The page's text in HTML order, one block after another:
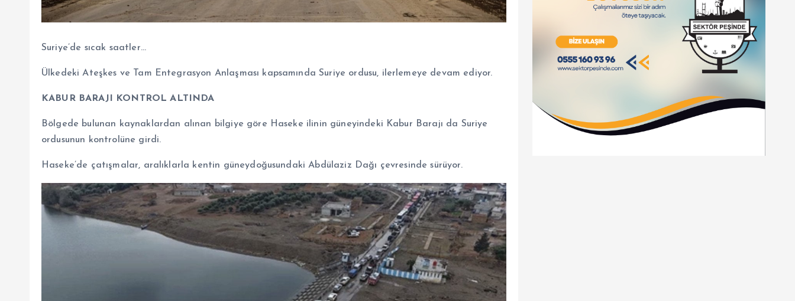
Suriye’de sıcak saatler…
Ülkedeki Ateşkes ve Tam Entegrasyon Anlaşması kapsamında Suriye ordusu, ilerlemeye devam ediyor.
KABUR BARAJI KONTROL ALTINDA
Bölgede bulunan kaynaklardan alınan bilgiye göre Haseke ilinin güneyindeki Kabur Barajı da Suriye
ordusunun kontrolüne girdi.
Haseke’de çatışmalar, aralıklarla kentin güneydoğusundaki Abdülaziz Dağı çevresinde sürüyor.